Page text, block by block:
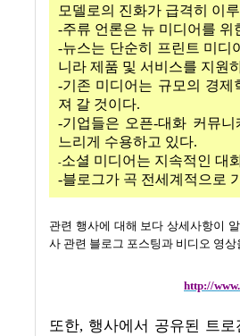
모델로의 진화가 급격히 이
-주류 언론은 뉴 미디어를
-뉴스는 단순히 프린트 미디
니라 제품 및 서비스를 지원
-기존 미디어는 규모의 경
져 갈 것이다.
-기업들은 오픈-대화 커뮤니
느리게 수용하고 있다.
-소셜 미디어는 지속적인 대
-블로그가 곡 전세계적으로
관련 행사에 대해 보다 상세사항이
사 관련 블로그 포스팅과 비디오 영
http://
또한, 행사에서 공유된 트